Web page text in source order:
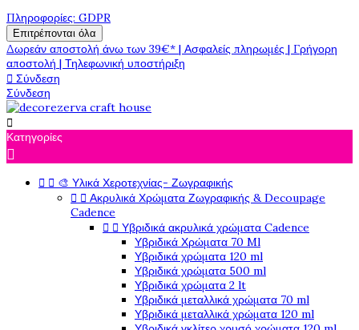
Πληροφορίες: GDPR
Επιτρέπονται όλα
Δωρεάν αποστολή άνω των 39€* | Ασφαλείς πληρωμές | Γρήγορη
αποστολή | Τηλεφωνική υποστήριξη
 Σύνδεση
Σύνδεση

Κατηγορίες

  🎨 Υλικά Χεροτεχνίας- Ζωγραφικής
  Ακρυλικά Χρώματα Ζωγραφικής & Decoupage
Cadence
  Υβριδικά ακρυλικά χρώματα Cadence
Υβριδικά Χρώματα 70 Ml
Υβριδικά χρώματα 120 ml
Υβριδικά χρώματα 500 ml
Υβριδικά χρώματα 2 lt
Υβριδικά μεταλλικά χρώματα 70 ml
Υβριδικά μεταλλικά χρώματα 120 ml